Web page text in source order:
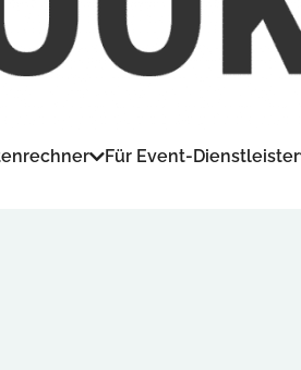
Für Event-Dienstleister